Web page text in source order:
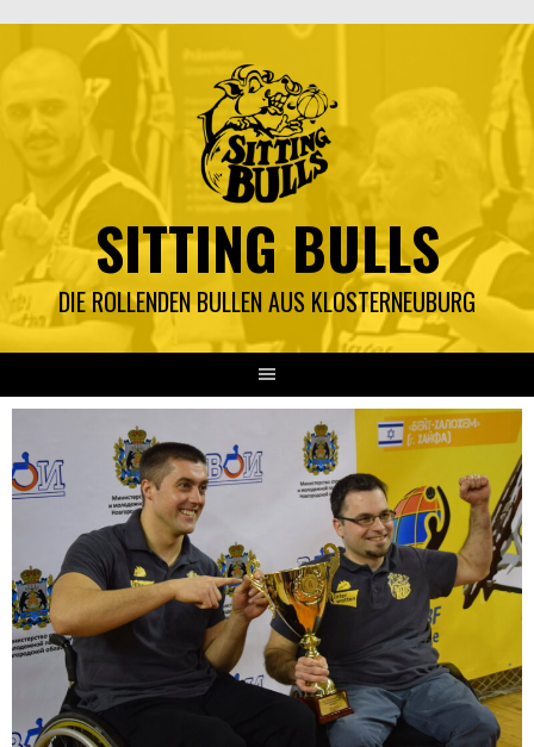
Inhalt
SITTING BULLS
DIE ROLLENDEN BULLEN AUS KLOSTERNEUBURG